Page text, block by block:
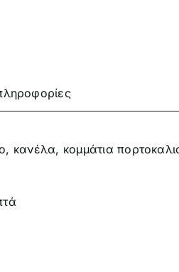
κανέλα, κομμάτια